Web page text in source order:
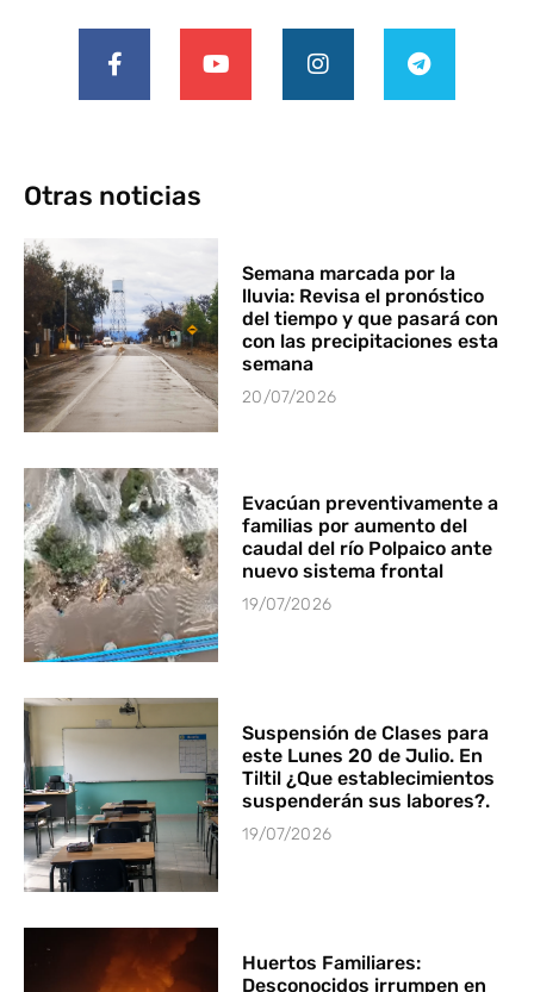
Otras noticias
Semana marcada por la
lluvia: Revisa el pronóstico
del tiempo y que pasará con
con las precipitaciones esta
semana
20/07/2026
Evacúan preventivamente a
familias por aumento del
caudal del río Polpaico ante
nuevo sistema frontal
19/07/2026
Suspensión de Clases para
este Lunes 20 de Julio. En
Tiltil ¿Que establecimientos
suspenderán sus labores?.
19/07/2026
Huertos Familiares:
Desconocidos irrumpen en